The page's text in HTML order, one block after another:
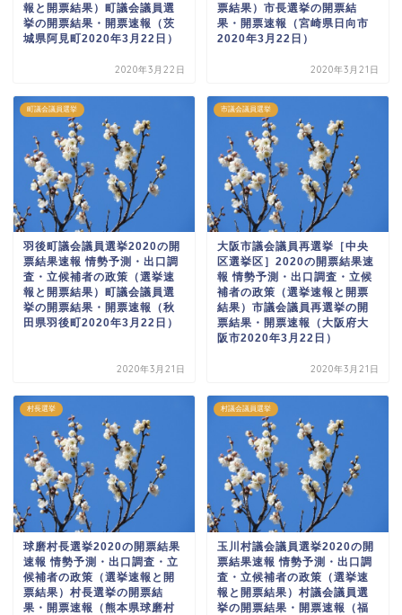
報と開票結果）町議会議員選
挙の開票結果・開票速報（茨
城県阿見町2020年3月22日）
2020年3月22日
票結果）市長選挙の開票結
果・開票速報（宮崎県日向市
2020年3月22日）
2020年3月21日
町議会議員選挙
羽後町議会議員選挙2020の開
票結果速報 情勢予測・出口調
査・立候補者の政策（選挙速
報と開票結果）町議会議員選
挙の開票結果・開票速報（秋
田県羽後町2020年3月22日）
2020年3月21日
市議会議員選挙
大阪市議会議員再選挙［中央
区選挙区］2020の開票結果速
報 情勢予測・出口調査・立候
補者の政策（選挙速報と開票
結果）市議会議員再選挙の開
票結果・開票速報（大阪府大
阪市2020年3月22日）
2020年3月21日
村長選挙
球磨村長選挙2020の開票結果
速報 情勢予測・出口調査・立
候補者の政策（選挙速報と開
票結果）村長選挙の開票結
果・開票速報（熊本県球磨村
村議会議員選挙
玉川村議会議員選挙2020の開
票結果速報 情勢予測・出口調
査・立候補者の政策（選挙速
報と開票結果）村議会議員選
挙の開票結果・開票速報（福